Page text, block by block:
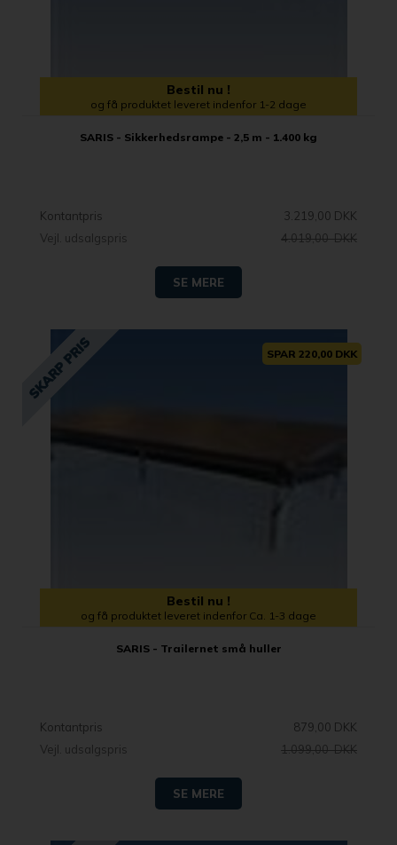
Bestil nu !
og få produktet leveret indenfor 1-2 dage
SARIS - Sikkerhedsrampe - 2,5 m - 1.400 kg
Kontantpris
3.219,00 DKK
Vejl. udsalgspris
4.019,00 DKK
SE MERE
SPAR 220,00 DKK
Bestil nu !
og få produktet leveret indenfor Ca. 1-3 dage
SARIS - Trailernet små huller
Kontantpris
879,00 DKK
Vejl. udsalgspris
1.099,00 DKK
SE MERE